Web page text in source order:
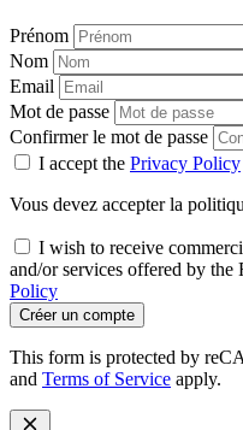
Prénom
Nom
Email
Mot de passe
Confirmer le mot de passe
I accept the Privacy Policy
Vous devez accepter la
I wish to receive
and/or services offered by
Policy
Créer un compte
This form is protected by
and Terms of Service apply.